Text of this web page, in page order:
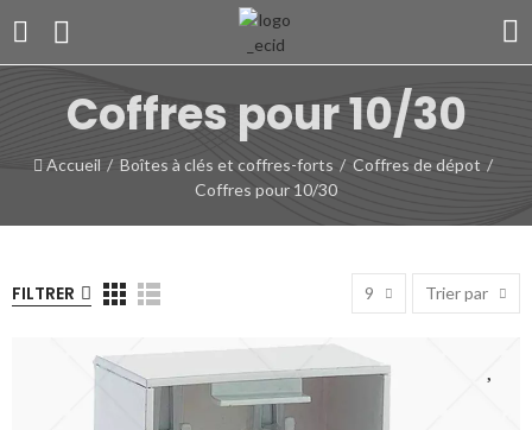
Coffres pour 10/30
Accueil Boîtes à clés et coffres-forts
Coffres de dépot
Coffres pour 10/30
FILTRER 9 Trier par